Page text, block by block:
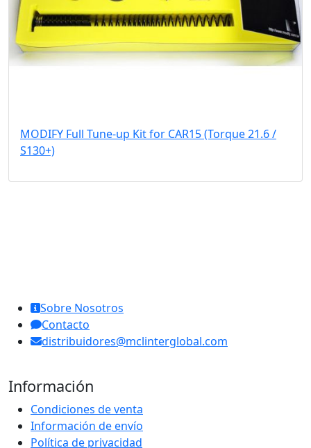
MODIFY Full Tune-up Kit for CAR15 (Torque 21.6 /
S130+)
Sobre Nosotros
Contacto
distribuidores@mclinterglobal.com
Información
Condiciones de venta
Información de envío
Política de privacidad